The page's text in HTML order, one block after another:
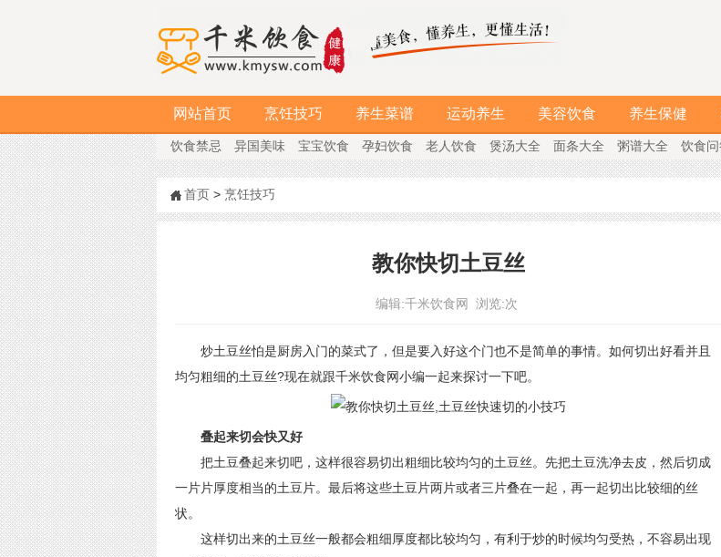
网站首页 烹饪技巧 养生菜谱 运动养生 美容饮食 养生保健
饮食禁忌 异国美味 宝宝饮食 孕妇饮食 老人饮食 煲汤大全 面条大全 粥谱大全 饮食
首页 > 烹饪技巧
教你快切土豆丝
编辑:千米饮食网 浏览:次
炒土豆丝怕是厨房入门的菜式了，但是要入好这个门也不是简单的事情。如何切出好看并且
均匀粗细的土豆丝?现在就跟千米饮食网小编一起来探讨一下吧。
叠起来切会快又好
把土豆叠起来切吧，这样很容易切出粗细比较均匀的土豆丝。先把土豆洗净去皮，然后切成
一片片厚度相当的土豆片。最后将这些土豆片两片或者三片叠在一起，再一起切出比较细的丝
状。
这样切出来的土豆丝一般都会粗细厚度都比较均匀，有利于炒的时候均匀受热，不容易出现